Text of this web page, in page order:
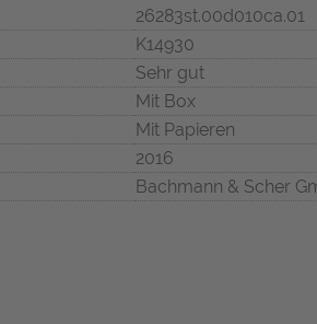
26283st.00d010ca.01
K14930
Sehr gut
Mit Box
Mit Papieren
2016
Bachmann & Scher